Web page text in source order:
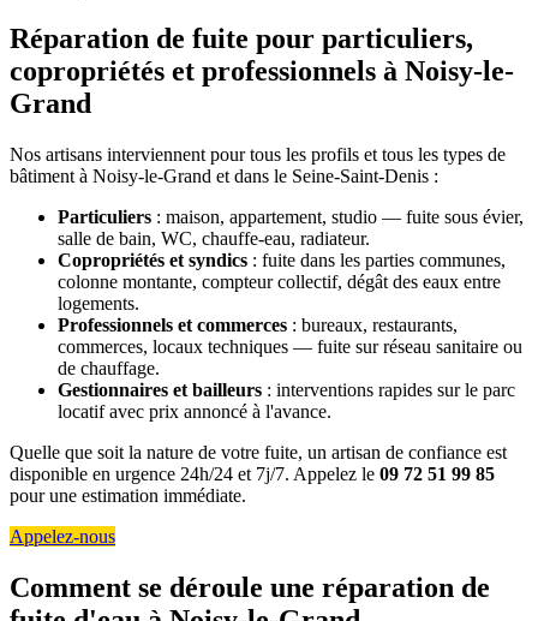
Réparation de fuite pour particuliers,
copropriétés et professionnels à Noisy-le-
Grand
Nos artisans interviennent pour tous les profils et tous les types de
bâtiment à Noisy-le-Grand et dans le Seine-Saint-Denis :
Particuliers : maison, appartement, studio — fuite sous évier,
salle de bain, WC, chauffe-eau, radiateur.
Copropriétés et syndics : fuite dans les parties communes,
colonne montante, compteur collectif, dégât des eaux entre
logements.
Professionnels et commerces : bureaux, restaurants,
commerces, locaux techniques — fuite sur réseau sanitaire ou
de chauffage.
Gestionnaires et bailleurs : interventions rapides sur le parc
locatif avec prix annoncé à l'avance.
Quelle que soit la nature de votre fuite, un artisan de confiance est
disponible en urgence 24h/24 et 7j/7. Appelez le 09 72 51 99 85
pour une estimation immédiate.
Appelez-nous
Comment se déroule une réparation de